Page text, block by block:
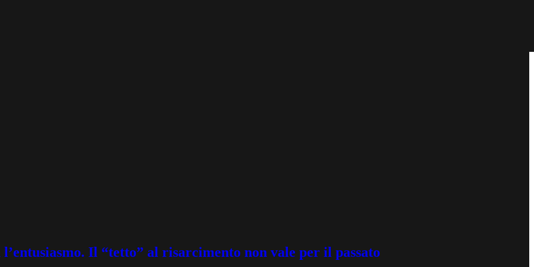
Il “tetto” al risarcimento non vale per il passato